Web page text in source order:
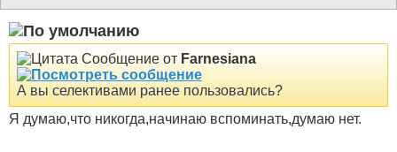
Сообщение от Farnesiana
А вы селективами ранее пользовались?
Я думаю,что никогда,начинаю вспоминать,думаю нет.